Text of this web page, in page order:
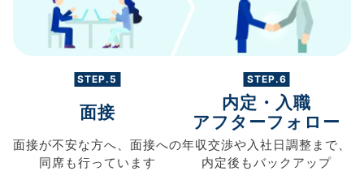
STEP.5
面接
面接が不安な方へ、 面接への
同席も行っています
STEP.6
内定・入職
アフターフォロー
年収交渉や入社日調整まで、
内定後もバックアップ